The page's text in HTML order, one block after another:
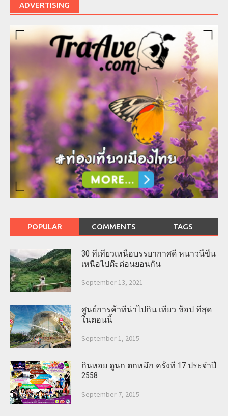
ADVERTISING
POPULAR COMMENTS TAGS
30 ที่เที่ยวเหนือบรรยากาศดี หนาวนี้ขึ้น
เหนือไปต๊ะต่อนยอนกัน
September 13, 2021
ศูนย์การค้าที่น่าไปกิน เที่ยว ช็อป ที่สุด
ในตอนนี้
September 1, 2015
กินหอย ดูนก ตกหมึก ครั้งที่ 17 ประจำปี
2558
September 7, 2015